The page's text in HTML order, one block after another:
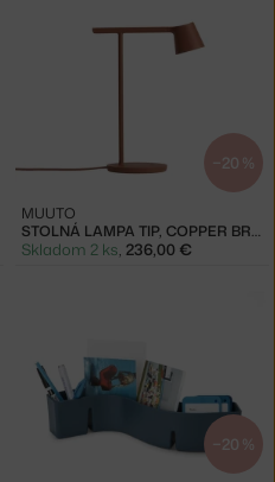
−20 %
STOLNÁ LAMPA TIP, COPPER BROWN
MUUTO
Skladom 2 ks, 236,00 €
−20 %